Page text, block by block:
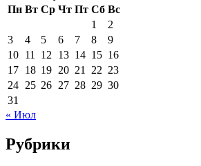
Пн Вт Ср Чт Пт Сб Вс
1
2
3
4 5 6 7 8
9
10 11 12 13 14 15 16
17 18 19 20 21 22 23
24 25 26 27 28 29 30
31
« Июл
Рубрики